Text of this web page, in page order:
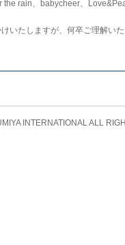
the rain、babycheer、
いたしますが、何卒ご理解い